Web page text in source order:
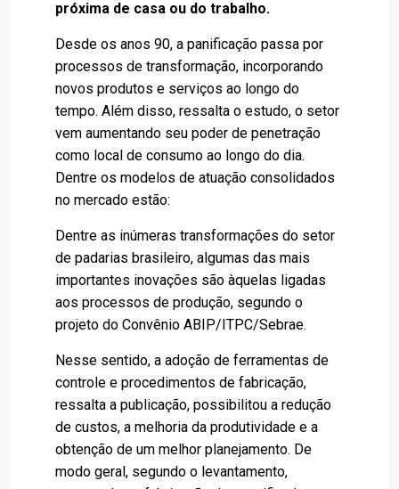
próxima de casa ou do trabalho.
Desde os anos 90, a panificação passa por
processos de transformação, incorporando
novos produtos e serviços ao longo do
tempo. Além disso, ressalta o estudo, o setor
vem aumentando seu poder de penetração
como local de consumo ao longo do dia.
Dentre os modelos de atuação consolidados
no mercado estão:
Dentre as inúmeras transformações do setor
de padarias brasileiro, algumas das mais
importantes inovações são àquelas ligadas
aos processos de produção, segundo o
projeto do Convênio ABIP/ITPC/Sebrae.
Nesse sentido, a adoção de ferramentas de
controle e procedimentos de fabricação,
ressalta a publicação, possibilitou a redução
de custos, a melhoria da produtividade e a
obtenção de um melhor planejamento. De
modo geral, segundo o levantamento,